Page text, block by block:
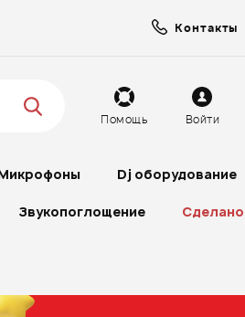
Контакты
Помощь Войти
Dj оборудование
Звукопоглощение